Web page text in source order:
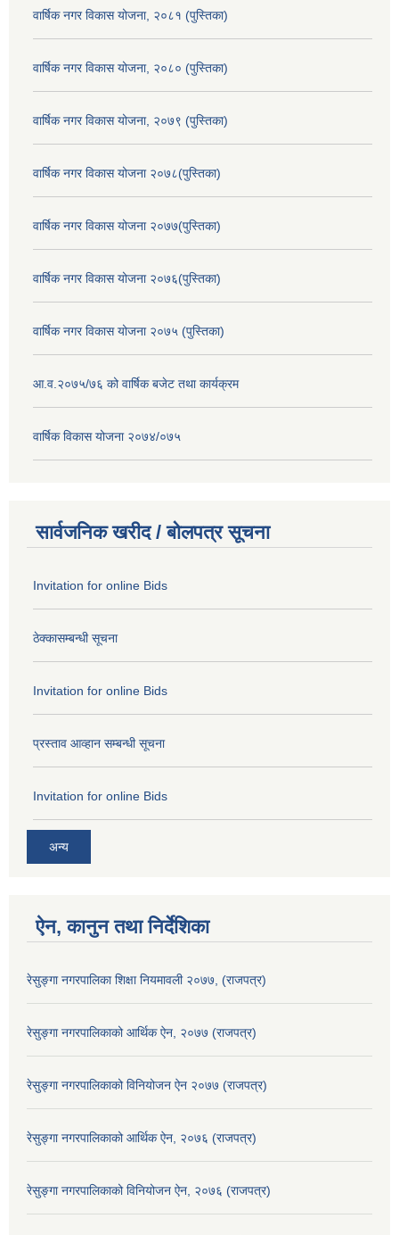
वार्षिक नगर विकास योजना, २०८१ (पुस्तिका)
वार्षिक नगर विकास योजना, २०८० (पुस्तिका)
वार्षिक नगर विकास योजना, २०७९ (पुस्तिका)
वार्षिक नगर विकास योजना २०७८(पुस्तिका)
वार्षिक नगर विकास योजना २०७७(पुस्तिका)
वार्षिक नगर विकास योजना २०७६(पुस्तिका)
वार्षिक नगर विकास योजना २०७५ (पुस्तिका)
आ.व.२०७५/७६ को वार्षिक बजेट तथा कार्यक्रम
वार्षिक विकास योजना २०७४/०७५
सार्वजनिक खरीद / बोलपत्र सूचना
Invitation for online Bids
ठेक्कासम्बन्धी सूचना
Invitation for online Bids
प्रस्ताव आव्हान सम्बन्धी सूचना
Invitation for online Bids
अन्य
ऐन, कानुन तथा निर्देशिका
रेसुङ्गा नगरपालिका शिक्षा नियमावली २०७७, (राजपत्र)
रेसुङ्गा नगरपालिकाको आर्थिक ऐन, २०७७ (राजपत्र)
रेसुङ्गा नगरपालिकाको विनियोजन ऐन २०७७ (राजपत्र)
रेसुङ्गा नगरपालिकाको आर्थिक ऐन, २०७६ (राजपत्र)
रेसुङ्गा नगरपालिकाको विनियोजन ऐन, २०७६ (राजपत्र)